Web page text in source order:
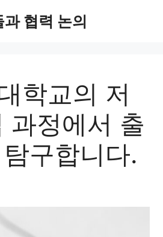
협력 논의
학교의 저
과정에서 출
구합니다.